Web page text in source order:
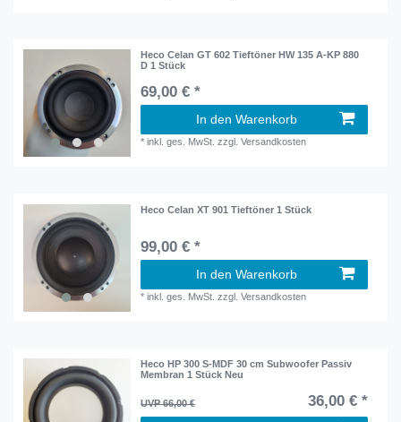
Heco Celan GT 602 Tieftöner HW 135 A-KP 880
D 1 Stück
69,00 € *
In den Warenkorb
*inkl. ges. MwSt. zzgl.Versandkosten
Heco Celan XT 901 Tieftöner 1 Stück
99,00 € *
In den Warenkorb
*inkl. ges. MwSt. zzgl.Versandkosten
Heco HP 300 S-MDF 30 cm Subwoofer Passiv
Membran 1 Stück Neu
UVP 66,00 € 36,00 € *